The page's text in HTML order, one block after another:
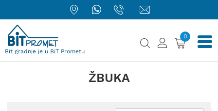
Bit gradnje je u BiT Prometu
0
ŽBUKA